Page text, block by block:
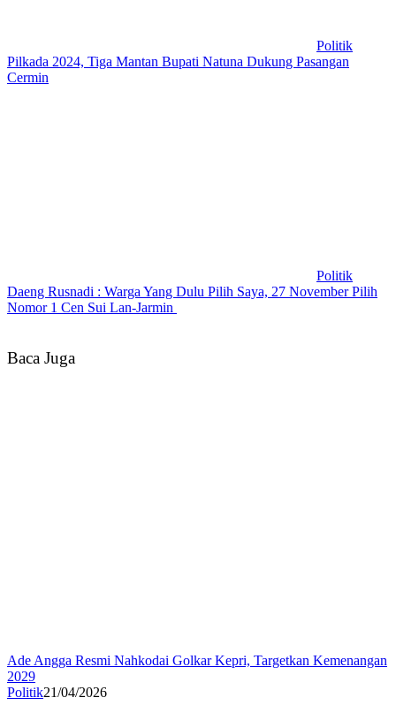
Politik
Pilkada 2024, Tiga Mantan Bupati Natuna Dukung Pasangan
Cermin
Politik
Daeng Rusnadi : Warga Yang Dulu Pilih Saya, 27 November Pilih
Nomor 1 Cen Sui Lan-Jarmin
Baca Juga
Ade Angga Resmi Nahkodai Golkar Kepri, Targetkan Kemenangan
2029
Politik21/04/2026